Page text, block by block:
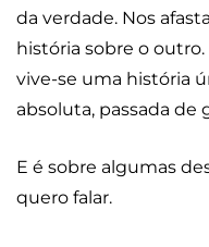
da verdade. Nos
história sobre o
vive-se uma história
absoluta, passada de
E é sobre algumas
quero falar.